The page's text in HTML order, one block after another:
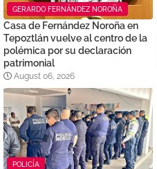
GERARDO FERNÁNDEZ NOROÑA
Casa de Fernández Noroña en
Tepoztlán vuelve al centro de la
polémica por su declaración
patrimonial
August 06, 2026
POLICÍA